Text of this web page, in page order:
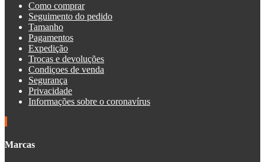
Como comprar
Seguimento do pedido
Tamanho
Pagamentos
Expedição
Trocas e devoluções
Condiçoes de venda
Segurança
Privacidade
Informações sobre o coronavírus
Marcas